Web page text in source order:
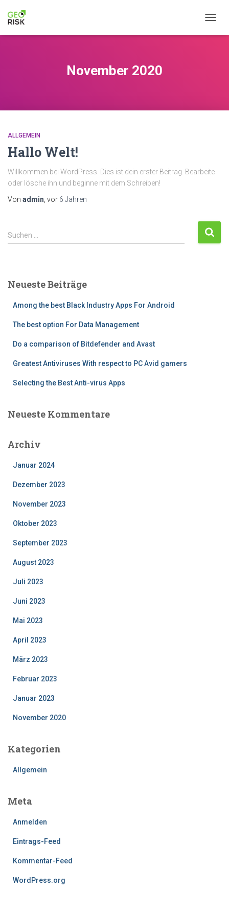
November 2020
ALLGEMEIN
Hallo Welt!
Willkommen bei WordPress. Dies ist dein erster Beitrag. Bearbeite
oder lösche ihn und beginne mit dem Schreiben!
Von admin , vor 6 Jahren
Suchen …
Neueste Beiträge
Among the best Black Industry Apps For Android
The best option For Data Management
Do a comparison of Bitdefender and Avast
Greatest Antiviruses With respect to PC Avid gamers
Selecting the Best Anti-virus Apps
Neueste Kommentare
Archiv
Januar 2024
Dezember 2023
November 2023
Oktober 2023
September 2023
August 2023
Juli 2023
Juni 2023
Mai 2023
April 2023
März 2023
Februar 2023
Januar 2023
November 2020
Kategorien
Allgemein
Meta
Anmelden
Eintrags-Feed
Kommentar-Feed
WordPress.org